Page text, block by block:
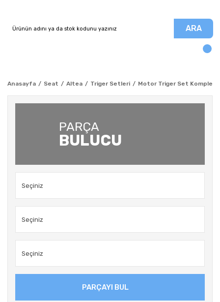
ARA
Anasayfa Seat Altea Triger Setleri Motor Triger Set Komple 5
PARÇA
BULUCU
PARÇAYI BUL